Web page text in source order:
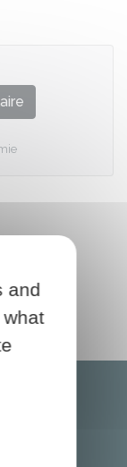
and